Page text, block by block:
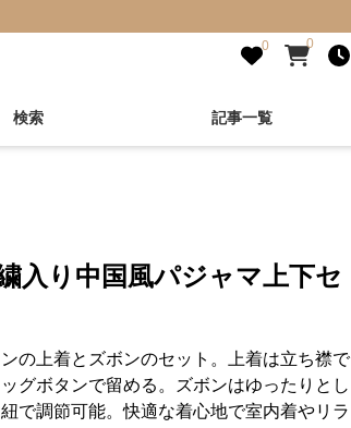
0 0
検索 記事一覧
入り中国風パジャマ上下セ
の上着とズボンのセット。上着は立ち襟で
グボタンで留める。ズボンはゆったりとし
で調節可能。快適な着心地で室内着やリラ